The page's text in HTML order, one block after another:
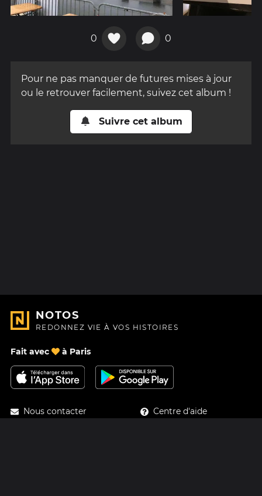
0 0
Pour ne pas manquer de futures mises à jour
ou le retrouver facilement, suivez cet album !
Suivre cet album
NOTOS
REDONNEZ VIE À VOS HISTOIRES
Fait avec à Paris
Nous contacter
Centre d'aide